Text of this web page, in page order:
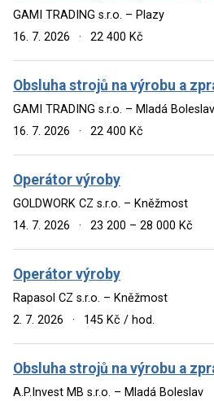
GAMI TRADING s.r.o. – Plazy
16. 7. 2026
· 22 400 Kč
Obsluha strojů na výrobu a
GAMI TRADING s.r.o. – Mladá Boleslav
16. 7. 2026
· 22 400 Kč
Operátor výroby
GOLDWORK CZ s.r.o. – Kněžmost
14. 7. 2026
· 23 200 – 28 000 Kč
Operátor výroby
Rapasol CZ s.r.o. – Kněžmost
2. 7. 2026
· 145 Kč / hod.
Obsluha strojů na výrobu a
A.P.Invest MB s.r.o. – Mladá Boleslav